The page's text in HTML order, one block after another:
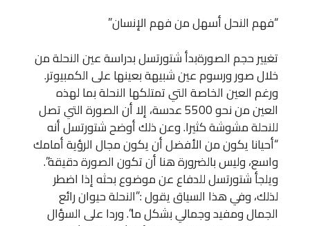
“فهم النحل أسهل من فهم الإنسان”
تغيير حجم الصورةبدأ شتورتسل بدراسة عين النحلة من
خلال صور ورسوم عين شبيهة بعينها على الكمبيوتر.
ورغم العين الخاصة التي تمتلكها النحلة بما لهذه
العين من نحو 5500 عدسة، إلا أن الصورة التي تصل
للنحلة مشوشة كثيرا. وعن ذلك أوضح شتورتسل أنه
“أحيانا يكون من الأفضل أن يكون مجال الرؤية أمامك
واسع، وليس بالضرورة هنا أن تكون الصورة دقيقة”.
ويلجأ شتورتسل للدفاع عن موضوع بحثه إذا اضطر
لذلك، وفي هذا السياق يقول :”النحلة حيوان رائع
الجمال ومفيد وجمالي بشكل ما”. وردا على السؤال